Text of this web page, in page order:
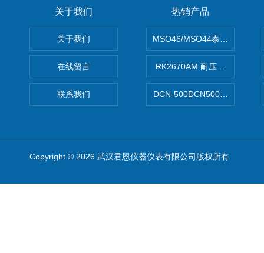
关于我们
关于我们
在线留言
联系我们
热销产品
MSO46/MSO44泰克
RK2670AM 耐压测试仪
DCN-500DCN500资料收集器
Copyright © 2026 武汉君恩仪器仪表有限公司版权所有